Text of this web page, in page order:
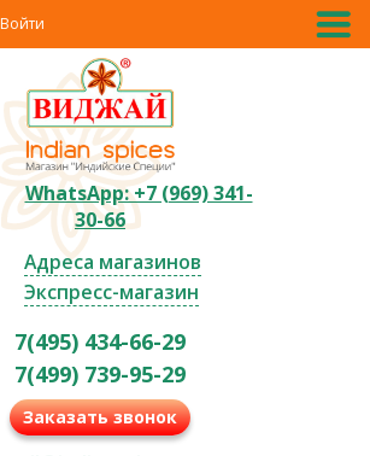
Войти
WhatsApp: +7 (969) 341-
30-66
Адреса магазинов
Экспресс-магазин
7(495) 434-66-29
7(499) 739-95-29
Заказать звонок